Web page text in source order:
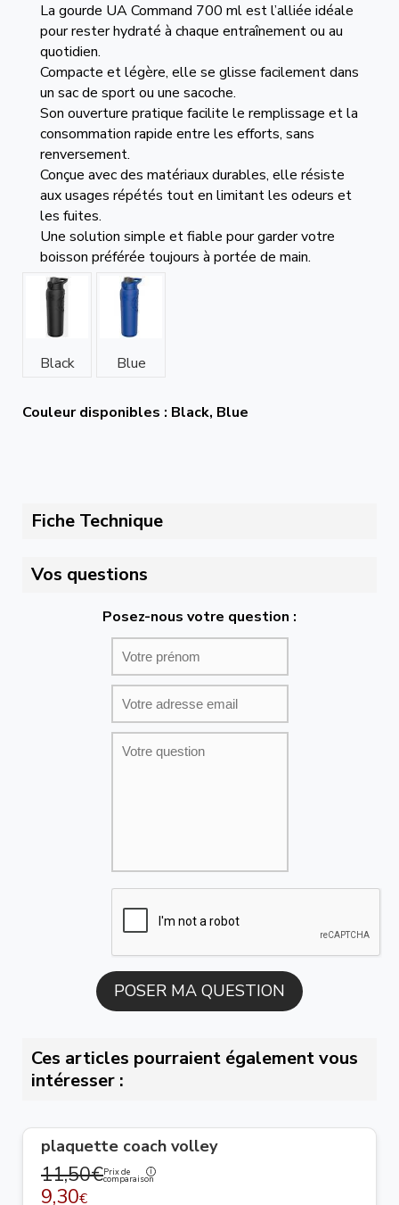
La gourde UA Command 700 ml est l’alliée idéale
pour rester hydraté à chaque entraînement ou au
quotidien.
Compacte et légère, elle se glisse facilement dans
un sac de sport ou une sacoche.
Son ouverture pratique facilite le remplissage et la
consommation rapide entre les efforts, sans
renversement.
Conçue avec des matériaux durables, elle résiste
aux usages répétés tout en limitant les odeurs et
les fuites.
Une solution simple et fiable pour garder votre
boisson préférée toujours à portée de main.
Black Blue
Couleur disponibles : Black, Blue
Fiche Technique
Vos questions
Posez-nous votre question :
Ces articles pourraient également vous
intéresser :
plaquette coach volley
11,50€Prix de
comparaison
9,30€